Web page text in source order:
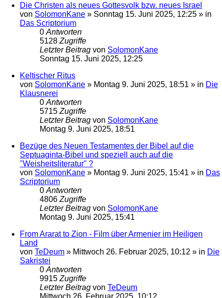
Die Christen als neues Gottesvolk bzw. neues Israel
von SolomonKane » Sonntag 15. Juni 2025, 12:25 » in
Das Scriptorium
0 Antworten
5128 Zugriffe
Letzter Beitrag von SolomonKane
Sonntag 15. Juni 2025, 12:25
Keltischer Ritus
von SolomonKane » Montag 9. Juni 2025, 18:51 » in Die
Klausnerei
0 Antworten
5715 Zugriffe
Letzter Beitrag von SolomonKane
Montag 9. Juni 2025, 18:51
Bezüge des Neuen Testamentes der Bibel auf die
Septuaginta-Bibel und speziell auch auf die
"Weisheitsliteratur" ?
von SolomonKane » Montag 9. Juni 2025, 15:41 » in Das
Scriptorium
0 Antworten
4806 Zugriffe
Letzter Beitrag von SolomonKane
Montag 9. Juni 2025, 15:41
From Ararat to Zion - Film über Armenier im Heiligen
Land
von TeDeum » Mittwoch 26. Februar 2025, 10:12 » in Die
Sakristei
0 Antworten
9915 Zugriffe
Letzter Beitrag von TeDeum
Mittwoch 26. Februar 2025, 10:12